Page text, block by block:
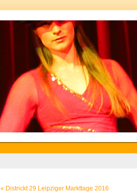
« Districkt 29 Leipziger Markttage 2016